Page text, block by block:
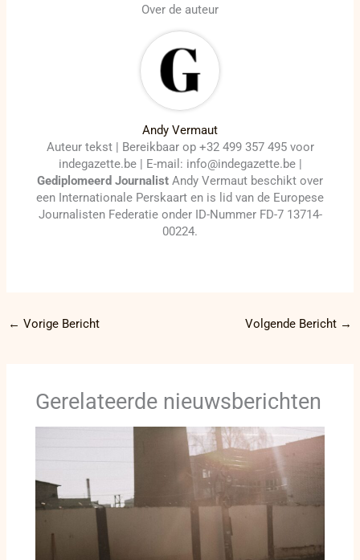
Over de auteur
Andy Vermaut
Auteur tekst | Bereikbaar op +32 499 357 495 voor
indegazette.be | E-mail: info@indegazette.be |
Gediplomeerd Journalist Andy Vermaut beschikt over
een Internationale Perskaart en is lid van de Europese
Journalisten Federatie onder ID-Nummer FD-7 13714-
00224.
← Vorige Bericht Volgende Bericht →
Gerelateerde nieuwsberichten